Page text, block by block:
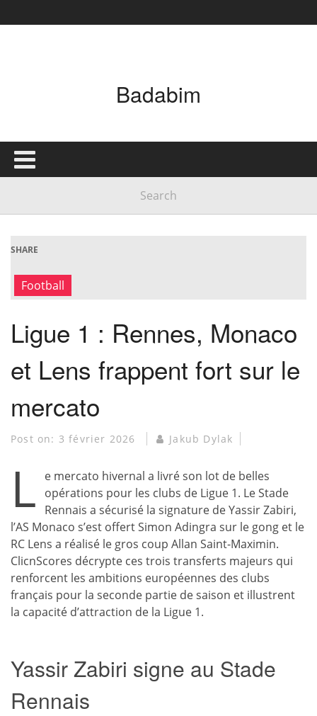
Badabim
SHARE
Football
Ligue 1 : Rennes, Monaco
et Lens frappent fort sur le
mercato
Post on: 3 février 2026 Jakub Dylak
L
e mercato hivernal a livré son lot de belles
opérations pour les clubs de Ligue 1. Le Stade
Rennais a sécurisé la signature de Yassir Zabiri,
l’AS Monaco s’est offert Simon Adingra sur le gong et le
RC Lens a réalisé le gros coup Allan Saint-Maximin.
ClicnScores décrypte ces trois transferts majeurs qui
renforcent les ambitions européennes des clubs
français pour la seconde partie de saison et illustrent
la capacité d’attraction de la Ligue 1.
Yassir Zabiri signe au Stade
Rennais